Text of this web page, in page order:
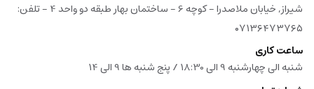
شیراز, خیابان ملاصدرا - کوچه 6 - ساختمان بهار طبقه دو واحد 4 - تلفن:
۰۷۱۳۶۴۷۳۷۶۵
ساعت کاری
شنبه الی چهارشنبه 9 الی 18:30 / پنج شنبه ها 9 الی 14